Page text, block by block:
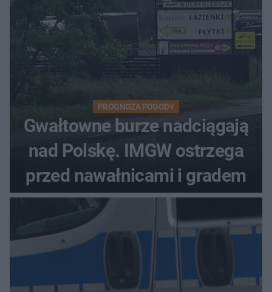
PROGNOZA POGODY
Gwałtowne burze nadciągają
nad Polskę. IMGW ostrzega
przed nawałnicami i gradem